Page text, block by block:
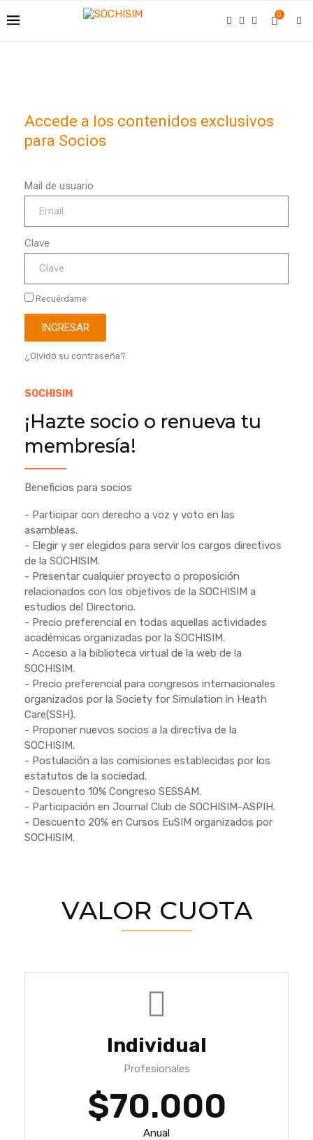
0
Accede a los contenidos exclusivos
para Socios
Mail de usuario
Clave
Recuérdame
INGRESAR
¿Olvidó su contraseña?
SOCHISIM
¡Hazte socio o renueva tu
membresía!
Beneficios para socios
- Participar con derecho a voz y voto en las
asambleas.
- Elegir y ser elegidos para servir los cargos directivos
de la SOCHISIM.
- Presentar cualquier proyecto o proposición
relacionados con los objetivos de la SOCHISIM a
estudios del Directorio.
- Precio preferencial en todas aquellas actividades
académicas organizadas por la SOCHISIM.
- Acceso a la biblioteca virtual de la web de la
SOCHISIM.
- Precio preferencial para congresos internacionales
organizados por la Society for Simulation in Heath
Care(SSH).
- Proponer nuevos socios a la directiva de la
SOCHISIM.
- Postulación a las comisiones establecidas por los
estatutos de la sociedad.
- Descuento 10% Congreso SESSAM.
- Participación en Journal Club de SOCHISIM-ASPIH.
- Descuento 20% en Cursos EuSIM organizados por
SOCHISIM.
VALOR CUOTA
Individual
Profesionales
$70.000
Anual